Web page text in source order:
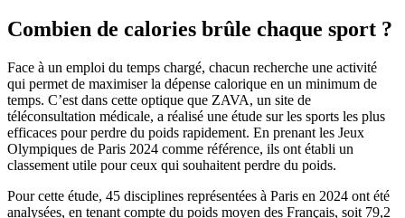
Combien de calories brûle chaque sport ?
Face à un emploi du temps chargé, chacun recherche une activité
qui permet de maximiser la dépense calorique en un minimum de
temps. C’est dans cette optique que ZAVA, un site de
téléconsultation médicale, a réalisé une étude sur les sports les plus
efficaces pour perdre du poids rapidement. En prenant les Jeux
Olympiques de Paris 2024 comme référence, ils ont établi un
classement utile pour ceux qui souhaitent perdre du poids.
Pour cette étude, 45 disciplines représentées à Paris en 2024 ont été
analysées, en tenant compte du poids moyen des Français, soit 79,2